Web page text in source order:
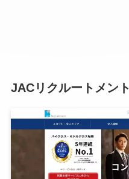
JACリクルートメント